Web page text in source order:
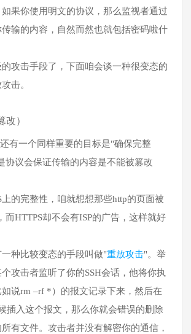
果你使用明文的协议，那么监视者通过
输的内容，自然而然也就包括密码啦什
攻击手段了，下面咱会谈一种很变态的
击。
改）
有一个同样重要的目标是"确保完整
协议会保证传输的内容是不能被篡改
上的完整性，咱就想想那些http的页面被
而HTTPS却不会有ISP的广告，这样就好
种比较变态的手段叫做"重放攻击"。举
攻击者监听了你的SSH会话，他将你执
说rm –rf *）的报文记录下来，然后在
插入这个报文，那么你就会错误的删除
有文件。攻击者并没有解密你的通信，